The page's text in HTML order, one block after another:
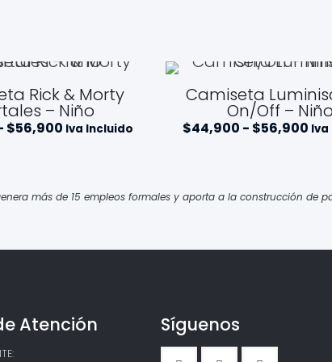
Rick & Morty
– Niño
$56,900 Rango
hasta
Iva Incluido
Camiseta
On/Off – Niño
$44,900 - $56,900 Iva
más de 15 empleos formales y aporta a la construcción de
Atención Síguenos